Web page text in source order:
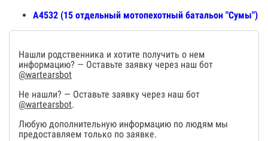
А4532 (15 отдельный мотопехотный батальон "Сумы")
Нашли родственника и хотите получить о нем
информацию? — Оставьте заявку через наш бот
@wartearsbot
Не нашли? — Оставьте заявку через наш бот
@wartearsbot.
Любую дополнительную информацию по людям мы
предоставляем только по заявке.